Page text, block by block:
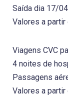
Saída dia 17/
Valores a partir
Viagens CVC
4 noites de
Passagens
Valores a partir